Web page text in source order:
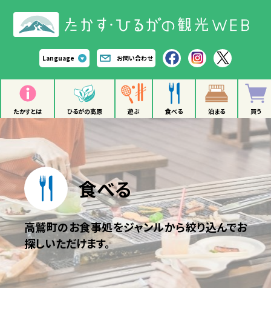
Language お問い合わせ
たかすとは ひるがの高原 遊ぶ 食べる 泊まる 買う
食べる
高鷲町のお食事処をジャンルから絞り込んでお
探しいただけます。